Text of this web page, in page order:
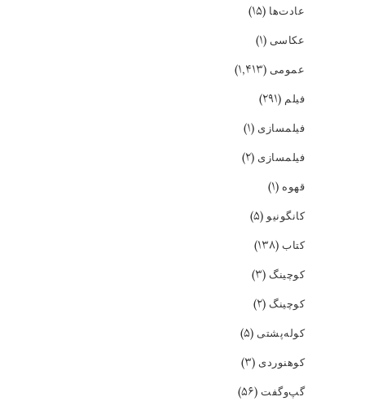
عادت‌ها (۱۵)
عکاسی (۱)
عمومی (۱,۴۱۳)
فیلم (۲۹۱)
فیلمسازی (۱)
فیلمسازی (۲)
قهوه (۱)
کانگونیو(۵)
کتاب (۱۳۸)
کوچینگ (۳)
کوچینگ (۲)
کوله‌پشتی (۵)
کوهنوردی (۳)
گپ‌و‌گفت (۵۶)